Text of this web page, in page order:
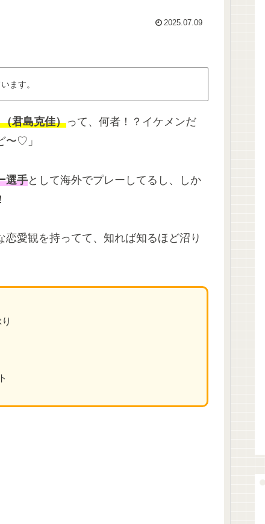
2025.07.09
ます。
君島克佳）って、何者！？イケメンだ
〜♡」
選手として海外でプレーしてるし、しか
恋愛観を持ってて、知れば知るほど沼り